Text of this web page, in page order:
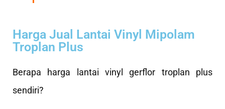
Harga Jual Lantai Vinyl Mipolam
Troplan Plus
Berapa harga lantai vinyl gerflor troplan plus
sendiri?